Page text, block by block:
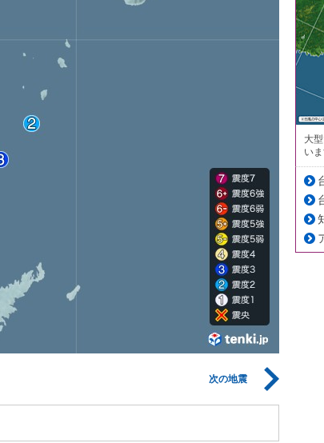
次の地震
大
い